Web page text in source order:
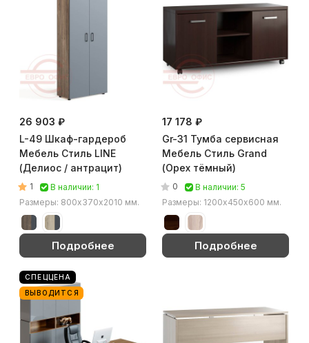
26 903 ₽
L-49 Шкаф-гардероб
Мебель Стиль LINE
(Делиос / антрацит)
1
В наличии: 1
Размеры: 800x370х2010 мм.
Подробнее
17 178 ₽
Gr-31 Тумба сервисная
Мебель Стиль Grand
(Орех тёмный)
0
В наличии: 5
Размеры: 1200х450х600 мм.
Подробнее
СПЕЦЦЕНА
ВЫВОДИТСЯ